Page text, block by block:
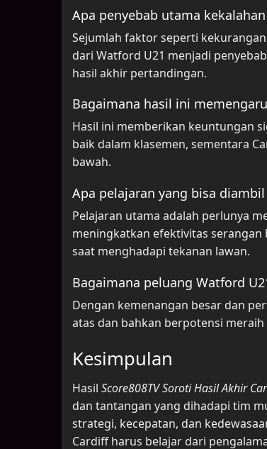
Apa penyebab utama
Sejumlah faktor seperti
dari Watford U21 menjadi
hasil akhir pertandingan.
Bagaimana hasil ini
Hasil ini memberikan keuntungan
baik dalam klasemen, sementara
bawah.
Apa pelajaran yang bisa
Pelajaran utama adalah perlunya
meningkatkan efektivitas
saat menghadapi tekanan lawan.
Bagaimana peluang Watford
Dengan kemenangan besar dan
atas dan bahkan berpotensi
Kesimpulan
Hasil Score808TV Soroti Hasil Akhir
dan tantangan yang dihadapi tim
strategi, kecepatan, dan
Cardiff harus belajar dari